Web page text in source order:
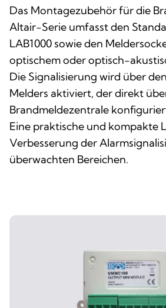
Das Montagezubehör für die
Altair-Serie umfasst den
LAB1000 sowie den
optischem oder optisch-
Die Signalisierung wird über
Melders aktiviert, der direkt
Brandmeldezentrale
Eine praktische und kompakte
Verbesserung der
überwachten Bereichen.